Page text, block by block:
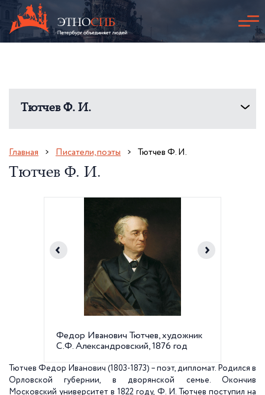
Тютчев Ф. И.
Главная Писатели, поэты Тютчев Ф. И.
Тютчев Ф. И.
Федор Иванович Тютчев, художник
С.Ф. Александровский, 1876 год
Тютчев Федор Иванович (1803-1873) – поэт, дипломат. Родился в
Орловской губернии, в дворянской семье. Окончив
Московский университет в 1822 году, Ф. И. Тютчев поступил на